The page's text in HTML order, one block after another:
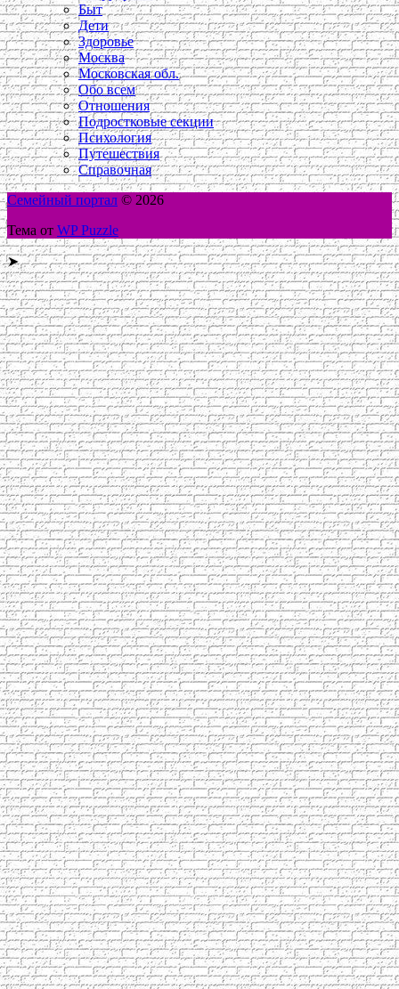
Быт
Дети
Здоровье
Москва
Московская обл.
Обо всем
Отношения
Подростковые секции
Психология
Путешествия
Справочная
Семейный портал © 2026
Тема от WP Puzzle
➤